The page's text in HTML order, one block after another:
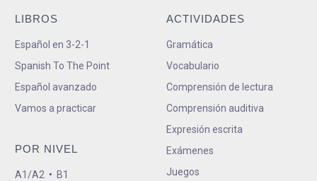
LIBROS
Español en 3-2-1
Spanish To The Point
Español avanzado
Vamos a practicar
POR NIVEL
A1/A2 • B1
ACTIVIDADES
Gramática
Vocabulario
Comprensión de lectura
Comprensión auditiva
Expresión escrita
Exámenes
Juegos